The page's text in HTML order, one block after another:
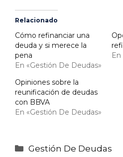
Relacionado
Cómo refinanciar una
deuda y si merece la
pena
En «Gestión De Deudas»
Opiniones sobre la
reunificación de deudas
con BBVA
En «Gestión De Deudas»
Categorías
Gestión De Deudas